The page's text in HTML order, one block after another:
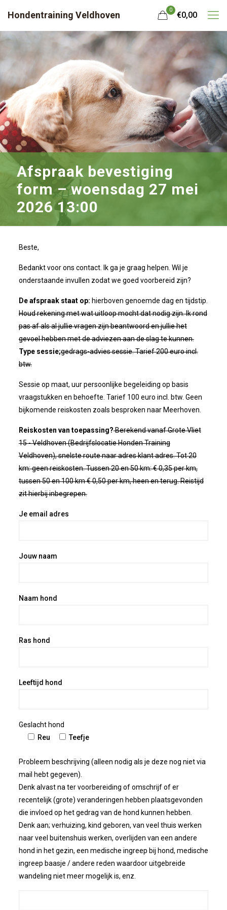
Hondentraining Veldhoven 0
€0,00
Afspraak bevestiging
form – woensdag 27 mei
2026 13:00
Beste,
Bedankt voor ons contact. Ik ga je graag helpen. Wil je
onderstaande invullen zodat we goed voorbereid zijn?
De afspraak staat op: hierboven genoemde dag en tijdstip.
Houd rekening met wat uitloop mocht dat nodig zijn. Ik rond
pas af als al jullie vragen zijn beantwoord en jullie het
gevoel hebben met de adviezen aan de slag te kunnen.
Type sessie;gedrags-advies sessie. Tarief 200 euro incl.
btw.
Sessie op maat, uur persoonlijke begeleiding op basis
vraagstukken en behoefte. Tarief 100 euro incl. btw. Geen
bijkomende reiskosten zoals besproken naar Meerhoven.
Reiskosten van toepassing?Berekend vanaf Grote Vliet
15 - Veldhoven (Bedrijfslocatie Honden Training
Veldhoven), snelste route naar adres klant adres. Tot 20
km: geen reiskosten. Tussen 20 en 50 km: € 0,35 per km,
tussen 50 en 100 km € 0,50 per km, heen en terug. Reistijd
zit hierbij inbegrepen.
Je email adres
Jouw naam
Naam hond
Ras hond
Leeftijd hond
Geslacht hond
Reu
Teefje
Probleem beschrijving (alleen nodig als je deze nog niet via
mail hebt gegeven).
Denk alvast na ter voorbereiding of omschrijf of er
recentelijk (grote) veranderingen hebben plaatsgevonden
die invloed op het gedrag van de hond kunnen hebben.
Denk aan; verhuizing, kind geboren, van veel thuis werken
naar veel buitenshuis werken, overlijden van een andere
hond in het gezin, een medische ingreep bij hond, medische
ingreep baasje / andere reden waardoor uitgebreide
wandeling niet meer mogelijk is, enz.